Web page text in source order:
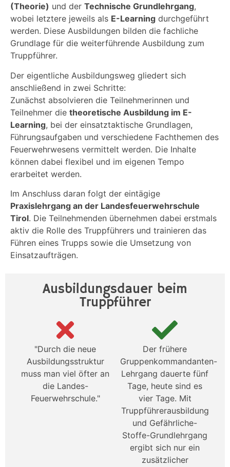
(Theorie) und der Technische Grundlehrgang,
wobei letztere jeweils als E-Learning durchgeführt
werden. Diese Ausbildungen bilden die fachliche
Grundlage für die weiterführende Ausbildung zum
Truppführer.
Der eigentliche Ausbildungsweg gliedert sich
anschließend in zwei Schritte:
Zunächst absolvieren die Teilnehmerinnen und
Teilnehmer die theoretische Ausbildung im E-
Learning, bei der einsatztaktische Grundlagen,
Führungsaufgaben und verschiedene Fachthemen des
Feuerwehrwesens vermittelt werden. Die Inhalte
können dabei flexibel und im eigenen Tempo
erarbeitet werden.
Im Anschluss daran folgt der eintägige
Praxislehrgang an der Landesfeuerwehrschule
Tirol. Die Teilnehmenden übernehmen dabei erstmals
aktiv die Rolle des Truppführers und trainieren das
Führen eines Trupps sowie die Umsetzung von
Einsatzaufträgen.
Ausbildungsdauer beim
Truppführer
"Durch die neue
Ausbildungsstruktur
muss man viel öfter an
die Landes-
Feuerwehrschule."
Der frühere
Gruppenkommandanten-
Lehrgang dauerte fünf
Tage, heute sind es
vier Tage. Mit
Truppführerausbildung
und Gefährliche-
Stoffe-Grundlehrgang
ergibt sich nur ein
zusätzlicher